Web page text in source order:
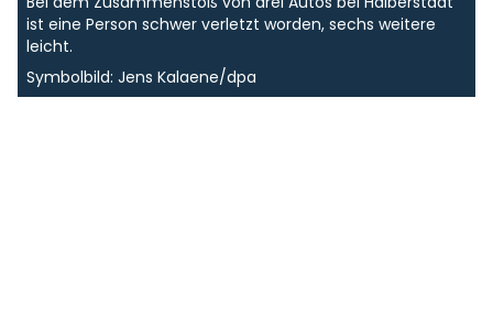
ist eine Person schwer verletzt worden, sechs weitere
leicht.
Symbolbild: Jens Kalaene/dpa